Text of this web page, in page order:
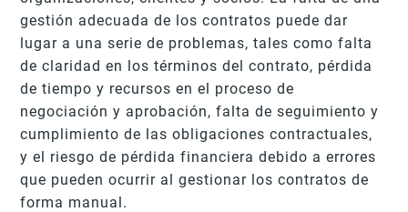
gestión adecuada de los contratos puede dar
lugar a una serie de problemas, tales como falta
de claridad en los términos del contrato, pérdida
de tiempo y recursos en el proceso de
negociación y aprobación, falta de seguimiento y
cumplimiento de las obligaciones contractuales,
y el riesgo de pérdida financiera debido a errores
que pueden ocurrir al gestionar los contratos de
forma manual.